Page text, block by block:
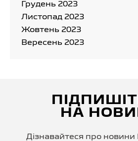
Грудень 2023
Листопад 2023
Жовтень 2023
Вересень 2023
НА
Дізнавайтеся про новини